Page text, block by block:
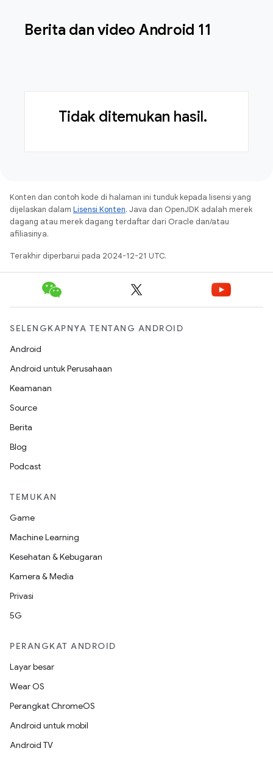
Berita dan video Android 11
Tidak ditemukan hasil.
Konten dan contoh kode di halaman ini tunduk kepada lisensi yang
dijelaskan dalam Lisensi Konten. Java dan OpenJDK adalah merek
dagang atau merek dagang terdaftar dari Oracle dan/atau
afiliasinya.
Terakhir diperbarui pada 2024-12-21 UTC.
SELENGKAPNYA TENTANG ANDROID
Android
Android untuk Perusahaan
Keamanan
Source
Berita
Blog
Podcast
TEMUKAN
Game
Machine Learning
Kesehatan & Kebugaran
Kamera & Media
Privasi
5G
PERANGKAT ANDROID
Layar besar
Wear OS
Perangkat ChromeOS
Android untuk mobil
Android TV